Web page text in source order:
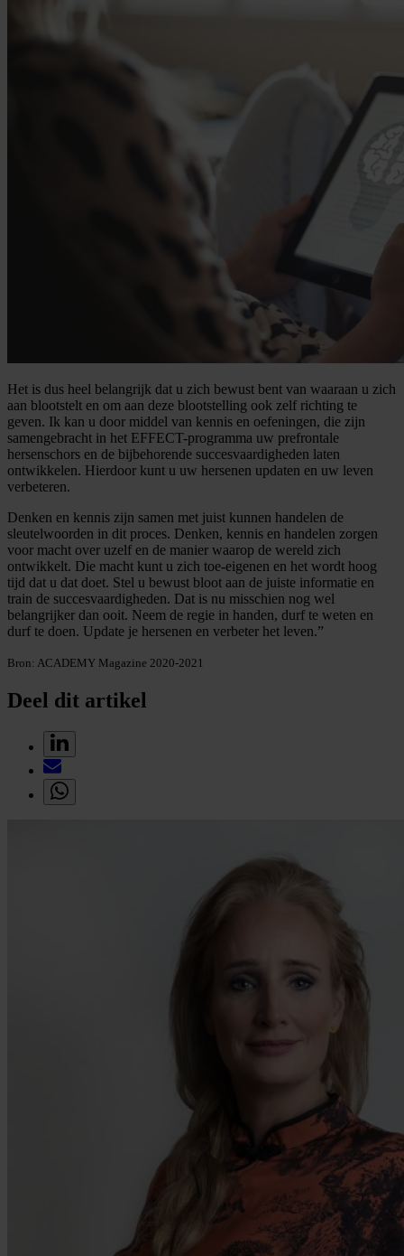
Het is dus heel belangrijk dat u zich bewust bent van waaraan u zich
aan blootstelt en om aan deze blootstelling ook zelf richting te
geven. Ik kan u door middel van kennis en oefeningen, die zijn
samengebracht in het EFFECT-programma uw prefrontale
hersenschors en de bijbehorende succesvaardigheden laten
ontwikkelen. Hierdoor kunt u uw hersenen updaten en uw leven
verbeteren.
Denken en kennis zijn samen met juist kunnen handelen de
sleutelwoorden in dit proces. Denken, kennis en handelen zorgen
voor macht over uzelf en de manier waarop de wereld zich
ontwikkelt. Die macht kunt u zich toe-eigenen en het wordt hoog
tijd dat u dat doet. Stel u bewust bloot aan de juiste informatie en
train de succesvaardigheden. Dat is nu misschien nog wel
belangrijker dan ooit. Neem de regie in handen, durf te weten en
durf te doen. Update je hersenen en verbeter het leven.”
Bron: ACADEMY Magazine 2020-2021
Deel dit artikel